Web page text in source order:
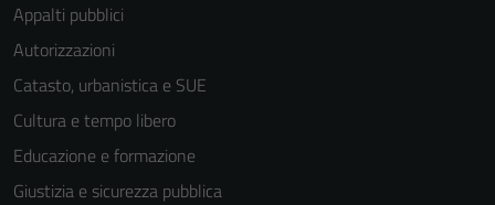
Appalti pubblici
Autorizzazioni
Catasto, urbanistica e SUE
Cultura e tempo libero
Educazione e formazione
Giustizia e sicurezza pubblica